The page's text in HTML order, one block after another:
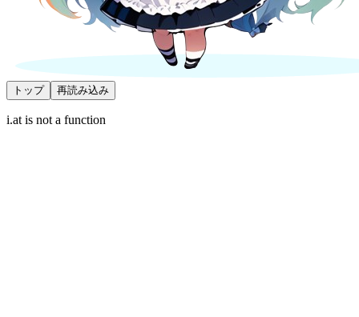
トップ 再読み込み
i.at is not a function